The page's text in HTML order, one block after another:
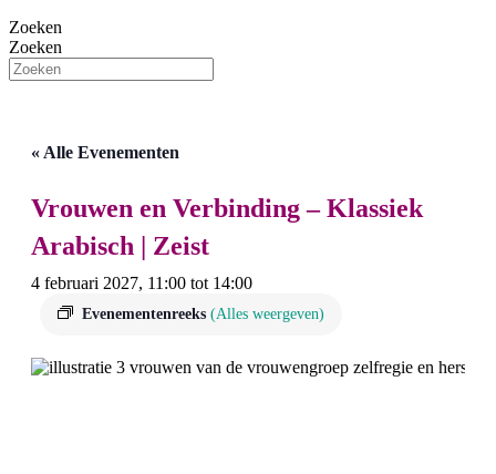
Zoeken
Zoeken
« Alle Evenementen
Vrouwen en Verbinding – Klassiek
Arabisch | Zeist
4 februari 2027, 11:00 tot 14:00
Evenementenreeks (Alles weergeven)